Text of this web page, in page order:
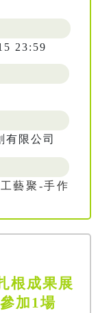
23:59
有限公司
藝聚-手作
根成果展
加1場